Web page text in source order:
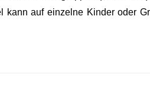
kann auf einzelne Kinder oder